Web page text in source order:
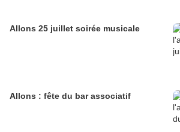
Allons 25 juillet soirée musicale
Allons : fête du bar associatif